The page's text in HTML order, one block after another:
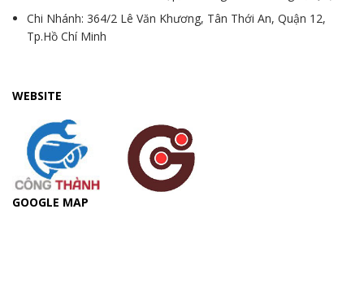
Chi Nhánh: 364/2 Lê Văn Khương, Tân Thới An, Quận 12,
Tp.Hồ Chí Minh
WEBSITE
GOOGLE MAP